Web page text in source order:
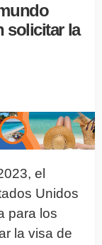
solicitar la
el
Unidos
para los
la visa de